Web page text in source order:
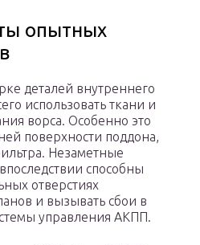
опытных
деталей внутреннего
использовать ткани и
ворса. Особенно это
поверхности поддона,
Незаметные
способны
отверстиях
и вызывать сбои в
управления АКПП.